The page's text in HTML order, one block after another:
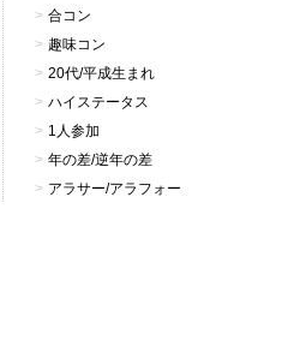
合コン
趣味コン
20代/平成生まれ
ハイステータス
1人参加
年の差/逆年の差
アラサー/アラフォー